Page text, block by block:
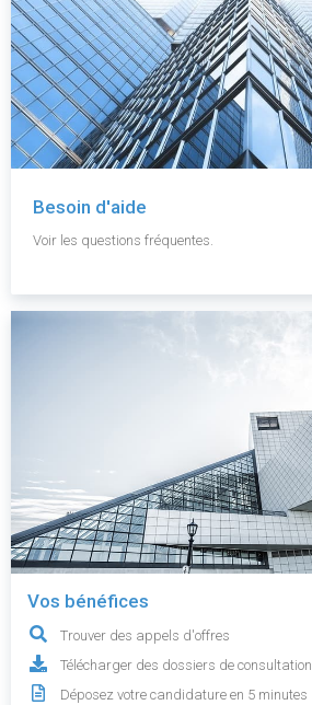
Besoin d'aide
Voir les questions fréquentes.
Vos bénéfices
Trouver des appels d'offres
Télécharger des dossiers de consultation
Déposez votre candidature en 5 minutes